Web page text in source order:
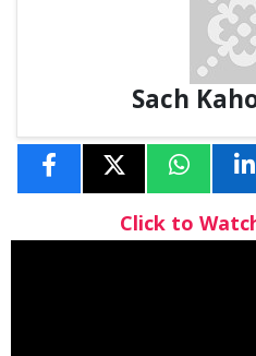
Sach
Click to